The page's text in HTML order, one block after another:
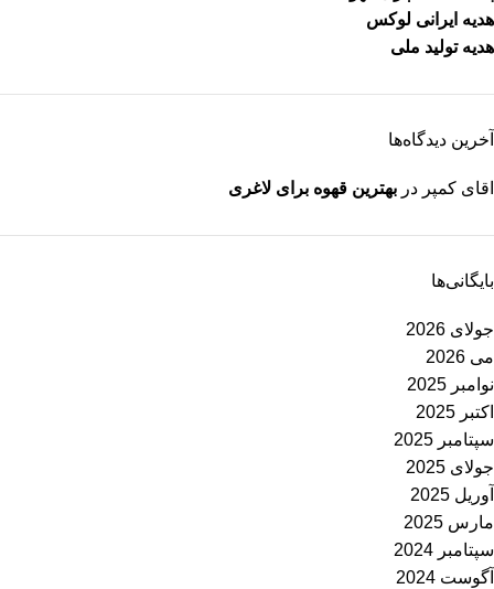
هدیه ایرانی لوکس
هدیه تولید ملی
آخرین دیدگاه‌ها
اقای کمپر در بهترین قهوه برای لاغری
بایگانی‌ها
جولای 2026
می 2026
نوامبر 2025
اکتبر 2025
سپتامبر 2025
جولای 2025
آوریل 2025
مارس 2025
سپتامبر 2024
آگوست 2024